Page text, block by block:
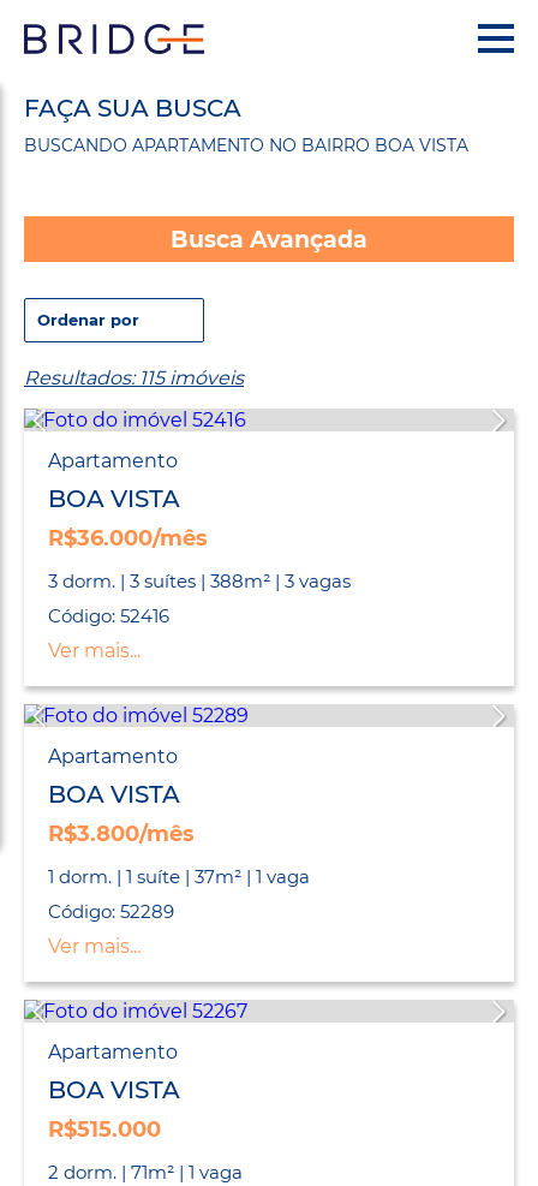
FAÇA SUA BUSCA
BUSCANDO APARTAMENTO NO BAIRRO BOA VISTA
Busca Avançada
Resultados: 115 imóveis
Apartamento
BOA VISTA
R$36.000/mês
3 dorm. | 3 suítes | 388m² | 3 vagas
Código: 52416
Ver mais...
Apartamento
BOA VISTA
R$3.800/mês
1 dorm. | 1 suíte | 37m² | 1 vaga
Código: 52289
Ver mais...
Apartamento
BOA VISTA
R$515.000
2 dorm. | 71m² | 1 vaga